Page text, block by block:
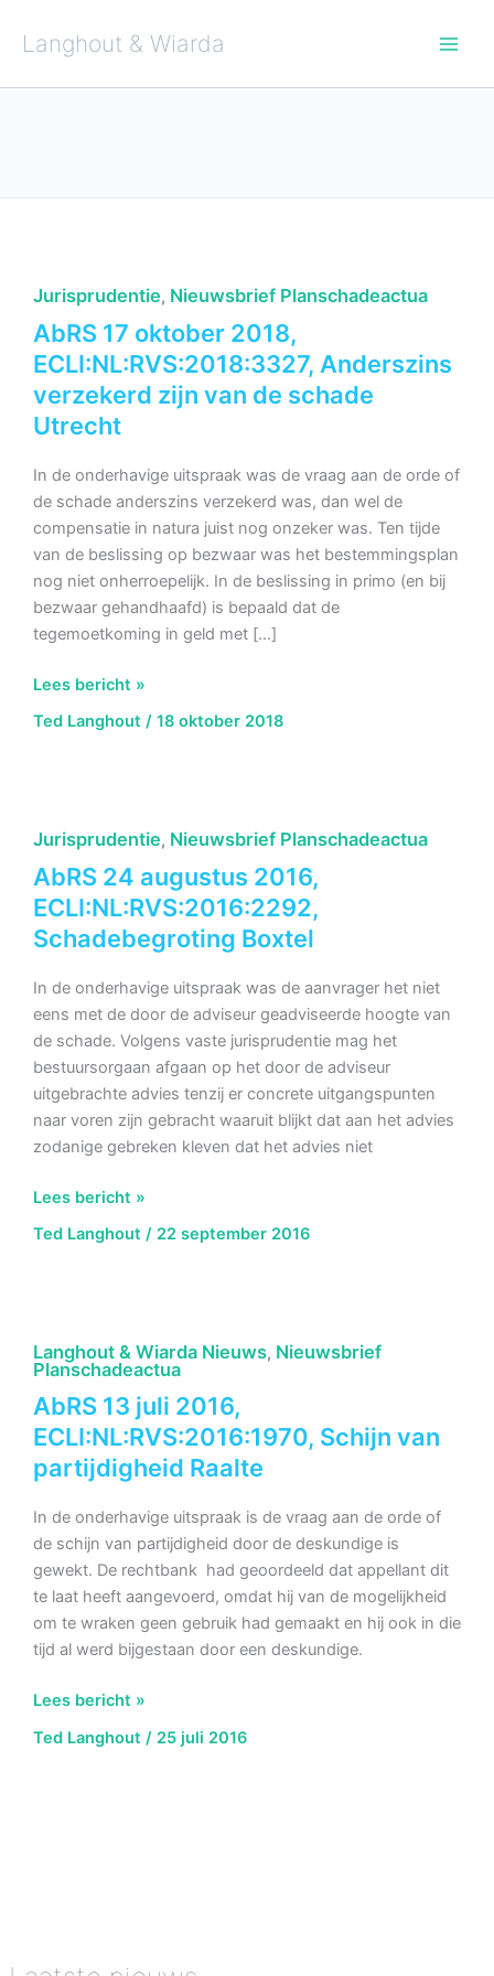
inhoudLanghout & Wiarda
Jurisprudentie, Nieuwsbrief Planschadeactua
AbRS 17 oktober 2018,
ECLI:NL:RVS:2018:3327, Anderszins
verzekerd zijn van de schade
Utrecht
In de onderhavige uitspraak was de vraag aan de orde of
de schade anderszins verzekerd was, dan wel de
compensatie in natura juist nog onzeker was. Ten tijde
van de beslissing op bezwaar was het bestemmingsplan
nog niet onherroepelijk. In de beslissing in primo (en bij
bezwaar gehandhaafd) is bepaald dat de
tegemoetkoming in geld met […]
AbRS
17
verzekerd
zijn
van
de
schade
Lees bericht »
Ted Langhout / 18 oktober 2018
Jurisprudentie, Nieuwsbrief Planschadeactua
AbRS 24 augustus 2016,
ECLI:NL:RVS:2016:2292,
Schadebegroting Boxtel
In de onderhavige uitspraak was de aanvrager het niet
eens met de door de adviseur geadviseerde hoogte van
de schade. Volgens vaste jurisprudentie mag het
bestuursorgaan afgaan op het door de adviseur
uitgebrachte advies tenzij er concrete uitgangspunten
naar voren zijn gebracht waaruit blijkt dat aan het advies
zodanige gebreken kleven dat het advies niet
AbRS
augustus
Boxtel
Lees bericht »
Ted Langhout / 22 september 2016
Langhout & Wiarda Nieuws, Nieuwsbrief
Planschadeactua
AbRS 13 juli 2016,
ECLI:NL:RVS:2016:1970, Schijn van
partijdigheid Raalte
In de onderhavige uitspraak is de vraag aan de orde of
de schijn van partijdigheid door de deskundige is
gewekt. De rechtbank had geoordeeld dat appellant dit
te laat heeft aangevoerd, omdat hij van de mogelijkheid
om te wraken geen gebruik had gemaakt en hij ook in die
tijd al werd bijgestaan door een deskundige.
AbRS
Lees bericht »
Ted Langhout / 25 juli 2016